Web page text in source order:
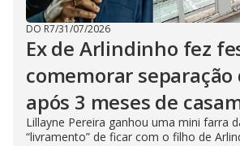
DO R7/31/07/2026
Ex de Arlindinho fez
comemorar
após 3 meses de
Lillayne Pereira ganhou uma mini farra
“livramento” de ficar com o filho de